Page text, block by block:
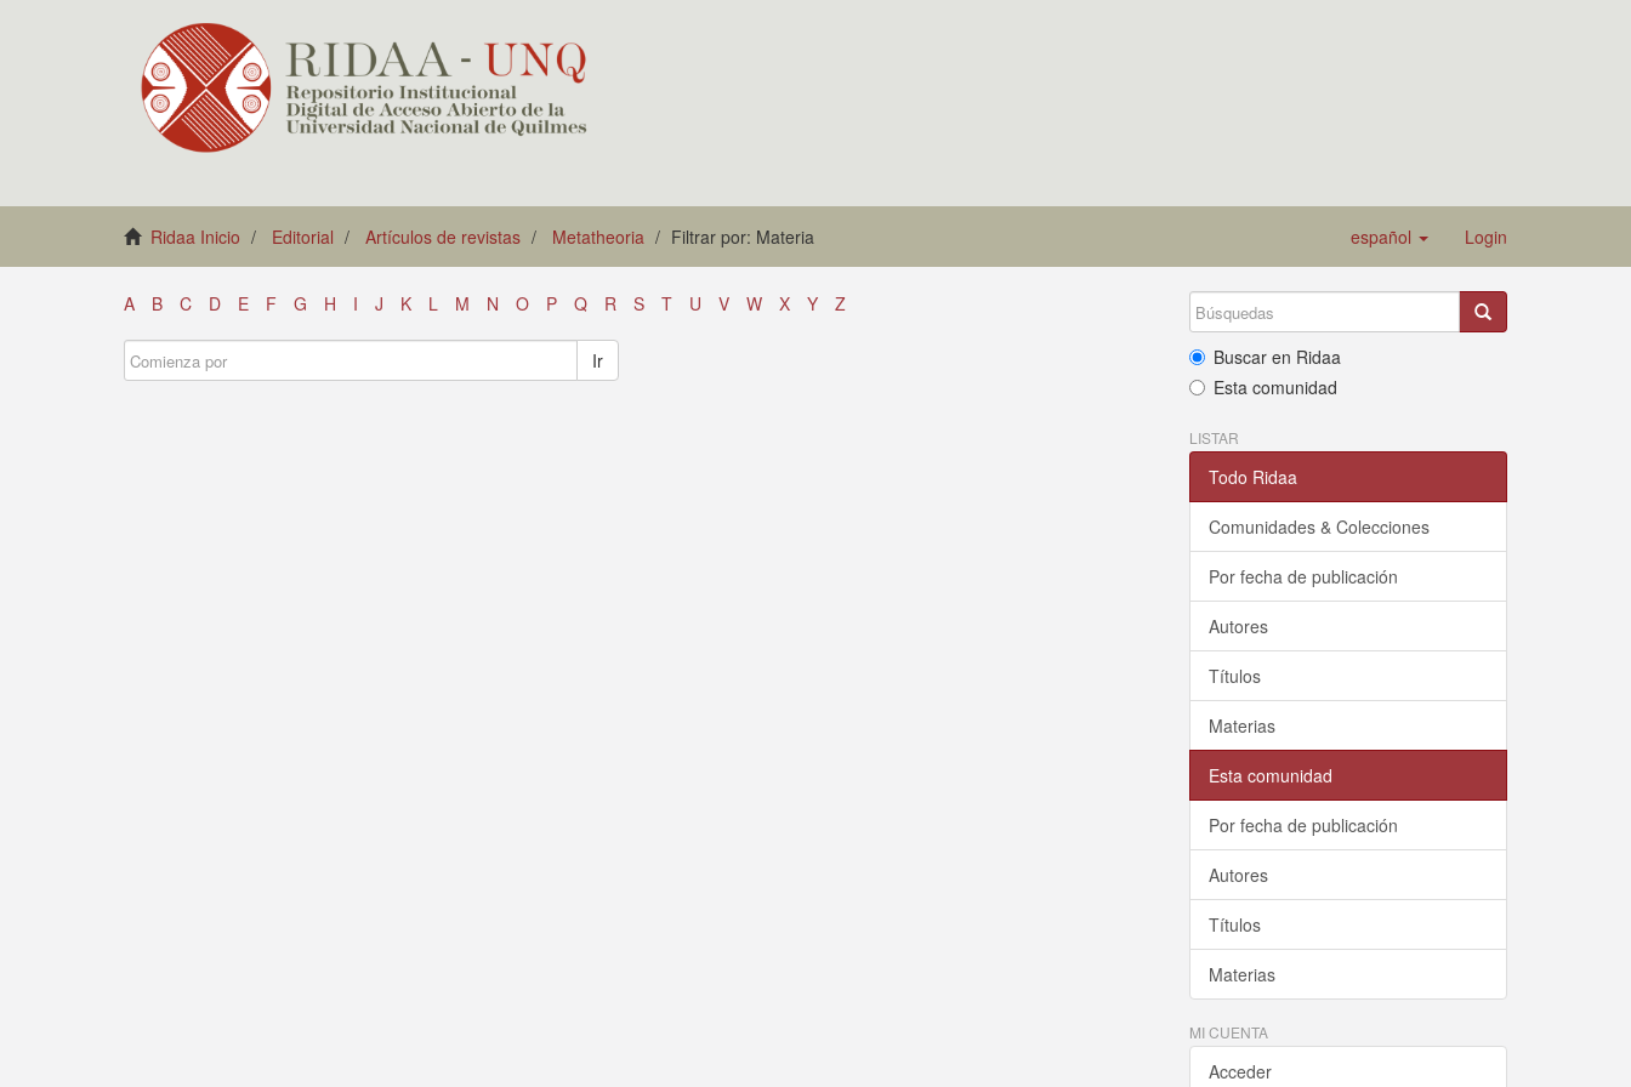
Ridaa Inicio Editorial Artículos de revistas Metatheoria Filtrar por: Materia español Login
A B C D E F G H I J K L M N O P Q R S T U V W X Y Z
Ir
Buscar en Ridaa
Esta comunidad
LISTAR
Todo Ridaa
Comunidades & Colecciones
Por fecha de publicación
Autores
Títulos
Materias
Esta comunidad
Por fecha de publicación
Autores
Títulos
Materias
MI CUENTA
Acceder